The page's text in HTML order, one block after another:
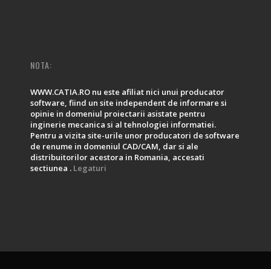
NOTA:
WWW.CATIA.RO nu este afiliat nici unui producator
software, fiind un site independent de informare si
opinie in domeniul proiectarii asistate pentru
inginerie mecanica si al tehnologiei informatiei.
Pentru a vizita site-urile unor producatori de software
de renume in domeniul CAD/CAM, dar si ale
distribuitorilor acestora in Romania, accesati
sectiunea . Legaturi